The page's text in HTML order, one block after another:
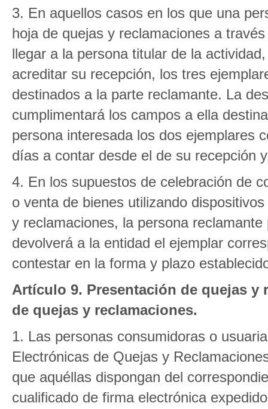
3. En aquellos casos en los que una
hoja de quejas y reclamaciones a
llegar a la persona titular de la
acreditar su recepción, los tres
destinados a la parte reclamante. La
cumplimentará los campos a ella
persona interesada los dos ejemplares
días a contar desde el de su recepción
4. En los supuestos de celebración de
o venta de bienes utilizando
y reclamaciones, la persona
devolverá a la entidad el ejemplar
contestar en la forma y plazo
Artículo 9. Presentación de quejas y
de quejas y reclamaciones.
1. Las personas consumidoras o
Electrónicas de Quejas y
que aquéllas dispongan del
cualificado de firma electrónica